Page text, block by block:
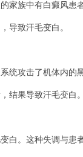
族中有白癜风患
导致汗毛变白。
攻击了机体内的
结果导致汗毛变白。
。这种失调与患